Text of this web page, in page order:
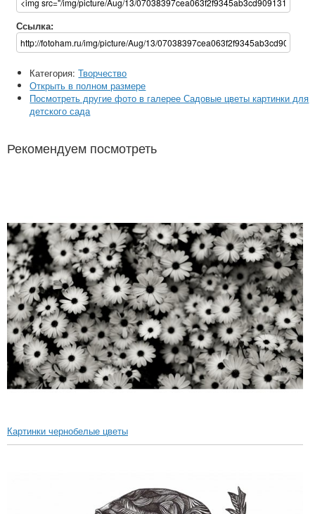
Ссылка:
Категория:Творчество
Открыть в полном размере
Посмотреть другие фото в галерее Садовые цветы картинки для
детского сада
Рекомендуем посмотреть
Картинки чернобелые цветы